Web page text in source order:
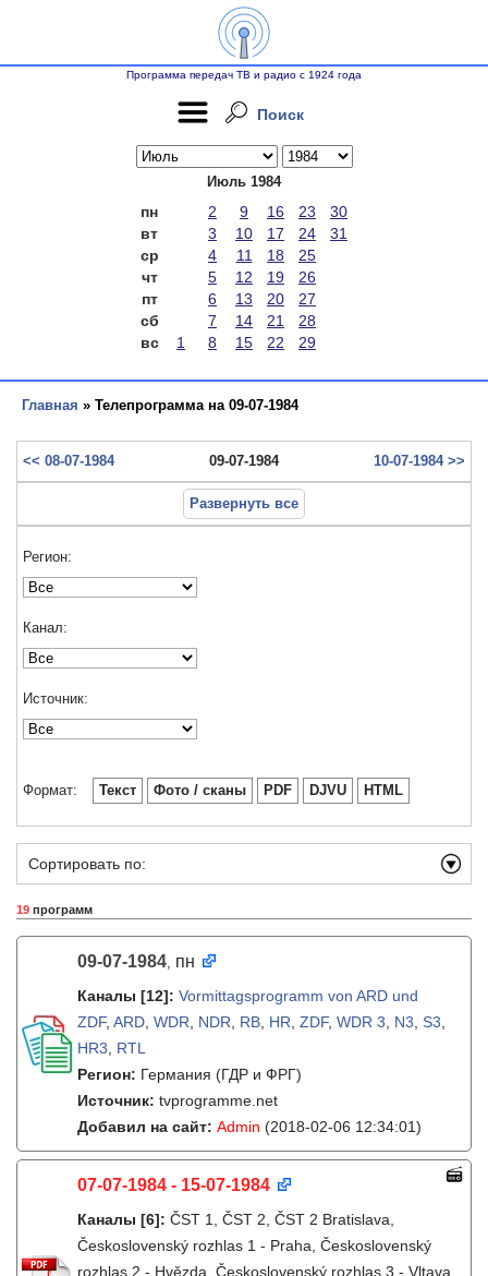
Программа передач ТВ и радио с 1924 года
Поиск
Июль 1984
пн 2 9 16 23
30
вт
3 10 17 24
31
ср
4 11 18
25
чт
5 12 19
26
пт
6 13 20
27
сб
7 14 21
28
вс
1 8 15 22 29
Главная » Телепрограмма на 09-07-1984
<< 08-07-1984 09-07-1984 10-07-1984 >>
Развернуть все
Регион:
Канал:
Источник:
Формат: Текст Фото / сканы PDF DJVU HTML
Сортировать по:
19 программ
09-07-1984, пн
Каналы [12]: Vormittagsprogramm von ARD und
ZDF, ARD WDR NDR RB HR ZDF, WDR 3 N3 S3
HR3
RTL
Регион: Германия (ГДР и ФРГ)
Источник: tvprogramme.net
Добавил на сайт: Admin (2018-02-06 12:34:01)
07-07-1984 - 15-07-1984
Каналы [6]: ČST 1, ČST 2, ČST 2 Bratislava,
Československý rozhlas 1 - Praha, Československý
rozhlas 2 - Hvězda, Československý rozhlas 3 - Vltava